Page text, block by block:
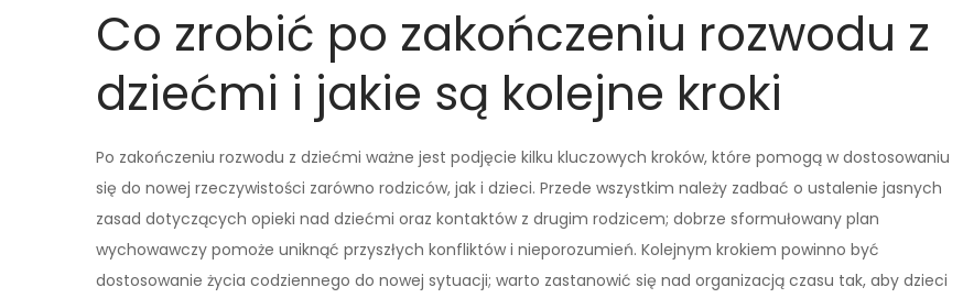
Co zrobić po zakończeniu rozwodu z
dziećmi i jakie są kolejne kroki
Po zakończeniu rozwodu z dziećmi ważne jest podjęcie kilku kluczowych kroków, które pomogą w dostosowaniu
się do nowej rzeczywistości zarówno rodziców, jak i dzieci. Przede wszystkim należy zadbać o ustalenie jasnych
zasad dotyczących opieki nad dziećmi oraz kontaktów z drugim rodzicem; dobrze sformułowany plan
wychowawczy pomoże uniknąć przyszłych konfliktów i nieporozumień. Kolejnym krokiem powinno być
dostosowanie życia codziennego do nowej sytuacji; warto zastanowić się nad organizacją czasu tak, aby dzieci